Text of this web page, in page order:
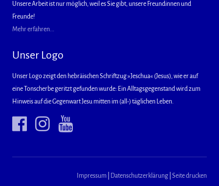
Unsere Arbeit ist nur möglich, weil es Sie gibt, unsere Freundinnen und
Freunde!
Mehr erfahren...
Unser Logo
Unser Logo zeigt den hebräischen Schriftzug »Jeschua« (Jesus), wie er auf
eine Tonscherbe geritzt gefunden wurde: Ein Alltagsgegenstand wird zum
Hinweis auf die Gegenwart Jesu mitten im (all-) täglichen Leben.
Impressum Datenschutzerklärung Seite drucken